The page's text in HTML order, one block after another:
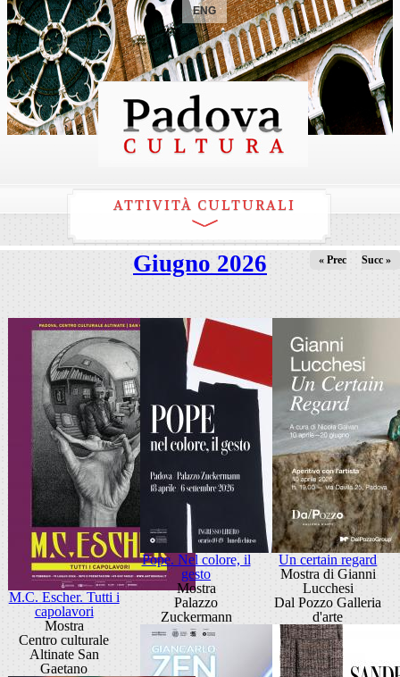
ENG
ATTIVITÀ CULTURALI
Giugno 2026 « Prec Succ »
M.C. Escher. Tutti i
capolavori
Mostra
Centro culturale
Altinate San
Gaetano
Pope. Nel colore, il
gesto
Mostra
Palazzo
Zuckermann
Un certain regard
Mostra di Gianni
Lucchesi
Dal Pozzo Galleria
d'arte